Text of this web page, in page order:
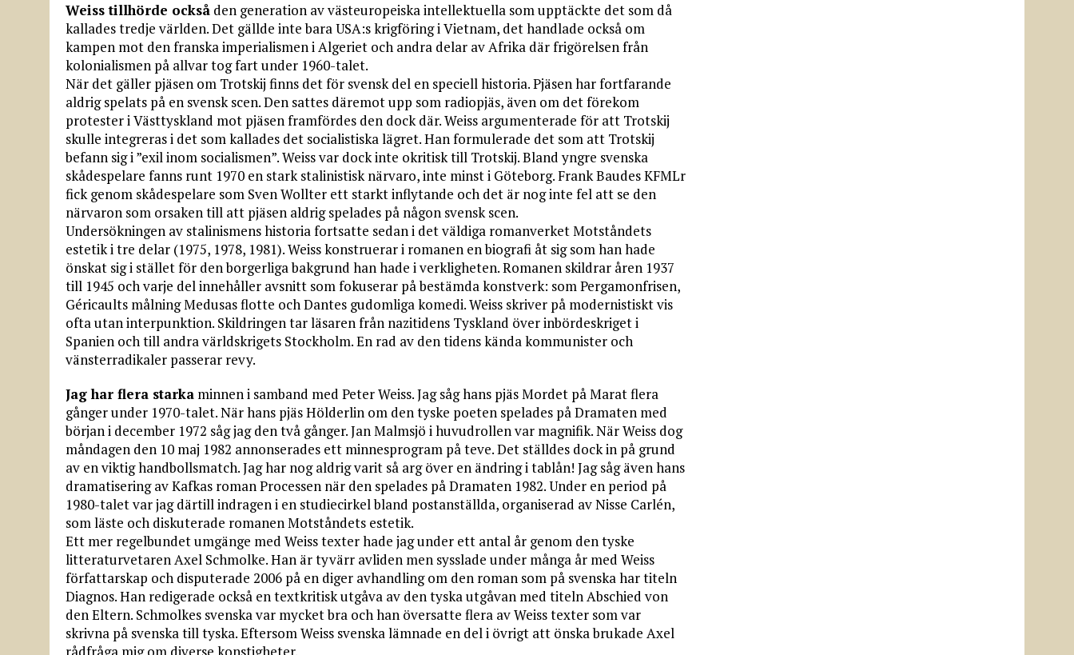
Weiss tillhörde också den generation av västeuropeiska intellektuella som upptäckte det som då
kallades tredje världen. Det gällde inte bara USA:s krigföring i Vietnam, det handlade också om
kampen mot den franska imperialismen i Algeriet och andra delar av Afrika där frigörelsen från
kolonialismen på allvar tog fart under 1960-talet.
När det gäller pjäsen om Trotskij finns det för svensk del en speciell historia. Pjäsen har fortfarande
aldrig spelats på en svensk scen. Den sattes däremot upp som radiopjäs, även om det förekom
protester i Västtyskland mot pjäsen framfördes den dock där. Weiss argumenterade för att Trotskij
skulle integreras i det som kallades det socialistiska lägret. Han formulerade det som att Trotskij
befann sig i ”exil inom socialismen”. Weiss var dock inte okritisk till Trotskij. Bland yngre svenska
skådespelare fanns runt 1970 en stark stalinistisk närvaro, inte minst i Göteborg. Frank Baudes KFMLr
fick genom skådespelare som Sven Wollter ett starkt inflytande och det är nog inte fel att se den
närvaron som orsaken till att pjäsen aldrig spelades på någon svensk scen.
Undersökningen av stalinismens historia fortsatte sedan i det väldiga romanverket Motståndets
estetik i tre delar (1975, 1978, 1981). Weiss konstruerar i romanen en biografi åt sig som han hade
önskat sig i stället för den borgerliga bakgrund han hade i verkligheten. Romanen skildrar åren 1937
till 1945 och varje del innehåller avsnitt som fokuserar på bestämda konstverk: som Pergamonfrisen,
Géricaults målning Medusas flotte och Dantes gudomliga komedi. Weiss skriver på modernistiskt vis
ofta utan interpunktion. Skildringen tar läsaren från nazitidens Tyskland över inbördeskriget i
Spanien och till andra världskrigets Stockholm. En rad av den tidens kända kommunister och
vänsterradikaler passerar revy.
Jag har flera starka minnen i samband med Peter Weiss. Jag såg hans pjäs Mordet på Marat flera
gånger under 1970-talet. När hans pjäs Hölderlin om den tyske poeten spelades på Dramaten med
början i december 1972 såg jag den två gånger. Jan Malmsjö i huvudrollen var magnifik. När Weiss dog
måndagen den 10 maj 1982 annonserades ett minnesprogram på teve. Det ställdes dock in på grund
av en viktig handbollsmatch. Jag har nog aldrig varit så arg över en ändring i tablån! Jag såg även hans
dramatisering av Kafkas roman Processen när den spelades på Dramaten 1982. Under en period på
1980-talet var jag därtill indragen i en studiecirkel bland postanställda, organiserad av Nisse Carlén,
som läste och diskuterade romanen Motståndets estetik.
Ett mer regelbundet umgänge med Weiss texter hade jag under ett antal år genom den tyske
litteraturvetaren Axel Schmolke. Han är tyvärr avliden men sysslade under många år med Weiss
författarskap och disputerade 2006 på en diger avhandling om den roman som på svenska har titeln
Diagnos. Han redigerade också en textkritisk utgåva av den tyska utgåvan med titeln Abschied von
den Eltern. Schmolkes svenska var mycket bra och han översatte flera av Weiss texter som var
skrivna på svenska till tyska. Eftersom Weiss svenska lämnade en del i övrigt att önska brukade Axel